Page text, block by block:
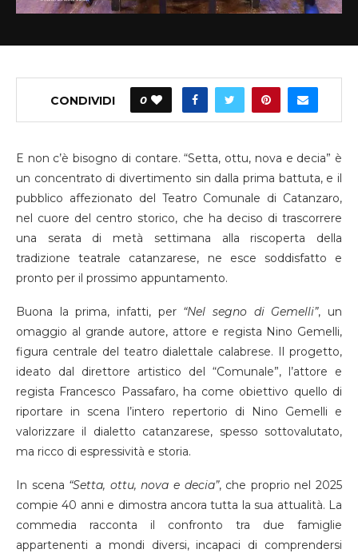
CONDIVIDI 0
E non c’è bisogno di contare. “Setta, ottu, nova e decia” è
un concentrato di divertimento sin dalla prima battuta, e il
pubblico affezionato del Teatro Comunale di Catanzaro,
nel cuore del centro storico, che ha deciso di trascorrere
una serata di metà settimana alla riscoperta della
tradizione teatrale catanzarese, ne esce soddisfatto e
pronto per il prossimo appuntamento.
Buona la prima, infatti, per “Nel segno di Gemelli”, un
omaggio al grande autore, attore e regista Nino Gemelli,
figura centrale del teatro dialettale calabrese. Il progetto,
ideato dal direttore artistico del “Comunale”, l’attore e
regista Francesco Passafaro, ha come obiettivo quello di
riportare in scena l’intero repertorio di Nino Gemelli e
valorizzare il dialetto catanzarese, spesso sottovalutato,
ma ricco di espressività e storia.
In scena “Setta, ottu, nova e decia”, che proprio nel 2025
compie 40 anni e dimostra ancora tutta la sua attualità. La
commedia racconta il confronto tra due famiglie
appartenenti a mondi diversi, incapaci di comprendersi